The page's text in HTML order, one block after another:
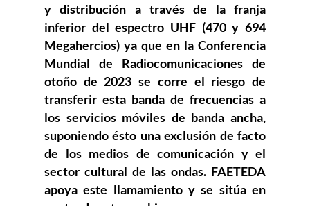
y distribución a través de la franja
inferior del espectro UHF (470 y 694
Megahercios) ya que en la Conferencia
Mundial de Radiocomunicaciones de
otoño de 2023 se corre el riesgo de
transferir esta banda de frecuencias a
los servicios móviles de banda ancha,
suponiendo ésto una exclusión de facto
de los medios de comunicación y el
sector cultural de las ondas. FAETEDA
apoya este llamamiento y se sitúa en